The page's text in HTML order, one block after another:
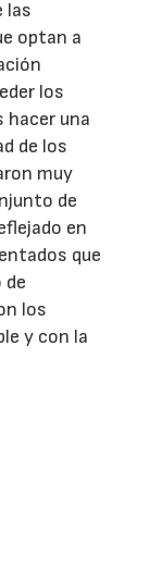
las
optan a
los
hacer una
de los
muy
de
en
que
de
los
y con la